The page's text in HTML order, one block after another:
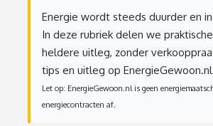
Energie wordt steeds duurder en
In deze rubriek delen we
heldere uitleg, zonder
tips en uitleg op EnergieGewoon.nl
Let op: EnergieGewoon.nl is geen
energiecontracten af.